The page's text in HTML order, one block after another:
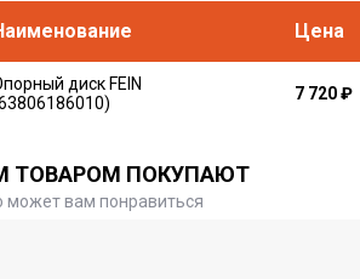
Цена
диск FEIN
7 720₽
ТОВАРОМ ПОКУПАЮТ
может вам понравиться